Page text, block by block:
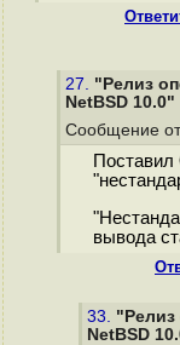
27. "Релиз
NetBSD 10.0"
Сообщение
Поставил
вывода
33. "Релиз
NetBSD